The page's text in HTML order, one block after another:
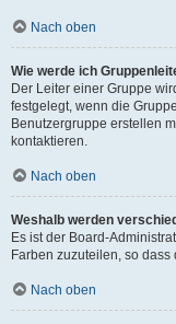
Nach oben
Wie werde ich
Der Leiter einer Gruppe
festgelegt, wenn die
Benutzergruppe erstellen
kontaktieren.
Nach oben
Weshalb werden
Es ist der Board-
Farben zuzuteilen, so
Nach oben